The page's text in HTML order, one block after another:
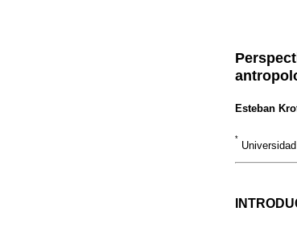
Esteban
*